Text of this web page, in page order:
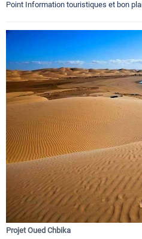
Point Information touristiques et bon
Projet Oued Chbika